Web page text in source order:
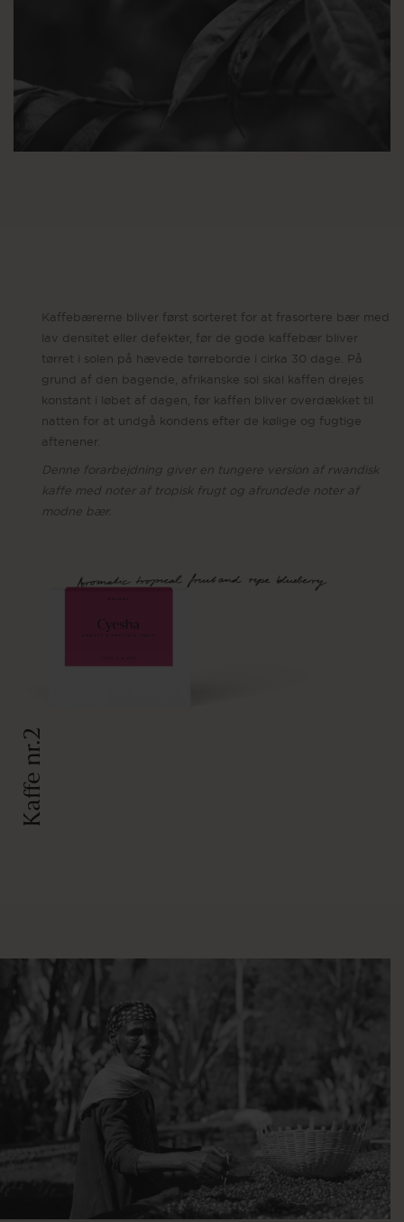
Kaffebærerne bliver først sorteret for at frasortere bær med
lav densitet eller defekter, før de gode kaffebær bliver
tørret i solen på hævede tørreborde i cirka 30 dage. På
grund af den bagende, afrikanske sol skal kaffen drejes
konstant i løbet af dagen, før kaffen bliver overdækket til
natten for at undgå kondens efter de kølige og fugtige
aftenener.
Denne forarbejdning giver en tungere version af rwandisk
kaffe med noter af tropisk frugt og afrundede noter af
modne bær.
Kaffe nr.2